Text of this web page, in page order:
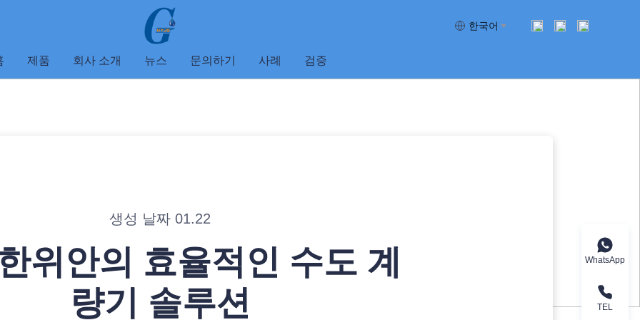
한국어
제품 회사 소개 뉴스 문의하기 사례 검증
생성 날짜 01.22
위안의 효율적인 수도 계
량기 솔루션
WhatsApp
TEL